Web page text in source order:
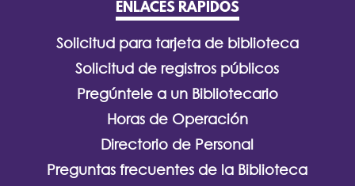
ENLACES RÁPIDOS
Solicitud para tarjeta de biblioteca
Solicitud de registros públicos
Pregúntele a un Bibliotecario
Horas de Operación
Directorio de Personal
Preguntas frecuentes de la Biblioteca